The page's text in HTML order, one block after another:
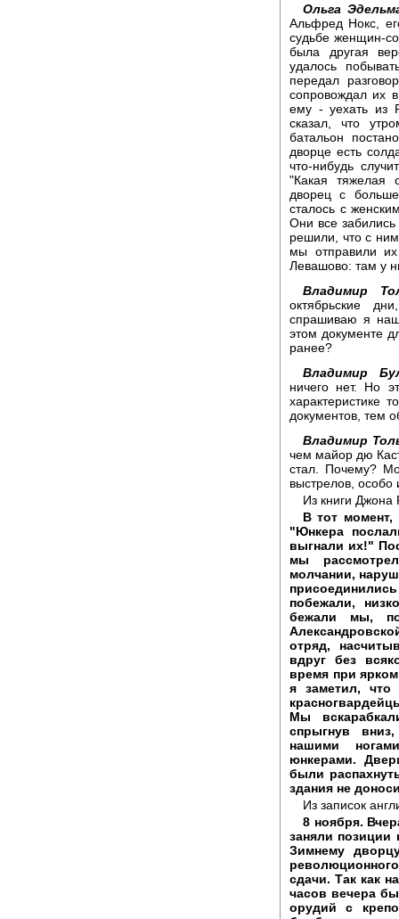
Ольга
Альфред Нокс,
судьбе женщин-
была другая
удалось
передал
сопровождал их
ему - уехать из
сказал, что
батальон
дворце есть
что-нибудь
"Какая тяжелая
дворец с
сталось с
Они все
решили, что с
мы отправили
Левашово: там у
Владимир
октябрьские
спрашиваю я
этом документе
ранее?
Владимир
ничего нет. Но
характеристике
документов, тем
Владимир
чем майор дю
стал. Почему?
выстрелов, особо
Из книги Джона
В тот
"Юнкера
выгнали их!"
мы
молчании,
побежали,
бежали мы,
отряд,
вдруг без
время при
я заметил, что
Мы
спрыгнув
нашими
юнкерами.
были
здания не
Из записок
8 ноября.
заняли позиции
Зимнему
сдачи. Так как
часов вечера
орудий с